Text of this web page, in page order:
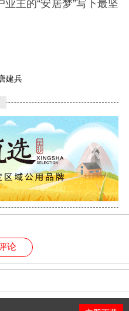
主的“安居梦”写下最坚
建兵
论